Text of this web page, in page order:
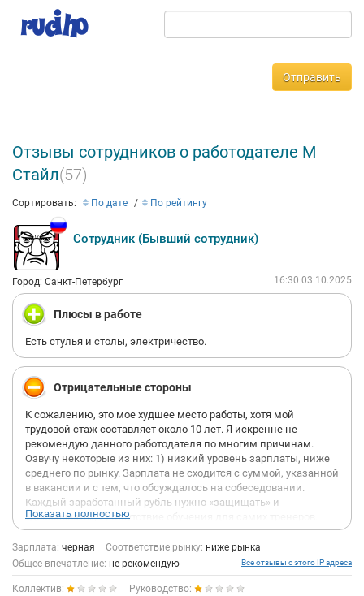
Отправить
Отзывы сотрудников о работодателе М
Стайл(57)
Сортировать: По дате По рейтингу
Сотрудник (Бывший сотрудник)
Город: Санкт-Петербург 16:30 03.10.2025
Плюсы в работе
Есть стулья и столы, электричество.
Отрицательные стороны
К сожалению, это мое худшее место работы, хотя мой
трудовой стаж составляет около 10 лет. Я искренне не
рекомендую данного работодателя по многим причинам.
Озвучу некоторые из них: 1) низкий уровень зарплаты, ниже
среднего по рынку. Зарплата не сходится с суммой, указанной
в вакансии и с тем, что обсуждалось на собеседовании.
Каждый заработанный рубль нужно «защищать» и
«доказывать»; 2) отсутствие обучения для самих тренеров.
Считается, что человек на данной позиции должен «по
умолчанию» знать все обо всем. Компания, к сожалению, не
заинтересована в развитии сотрудников; 3) дедовщина на
рабочем месте, новеньких в различных отделах «принимают»
в коллектив с трудом. Руководители (не все, но многие)
Показать полностью
Зарплата: черная Соответствие рынку: ниже рынка
Общее впечатление: не рекомендую Все отзывы с этого IP адреса
Коллектив:
Руководство: